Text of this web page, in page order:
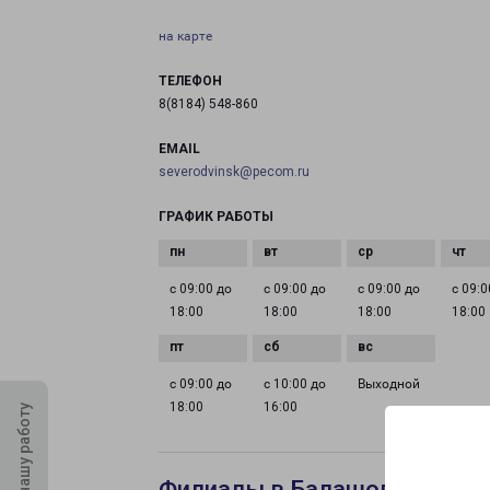
на карте
ТЕЛЕФОН
8(8184) 548-860
EMAIL
severodvinsk@pecom.ru
ГРАФИК РАБОТЫ
с 09:00 до
18:00
с 09:00 до
18:00
с 09:00 до
18:00
с
18:00
с 09:00 до
18:00
с 10:00 до
16:00
Выходной